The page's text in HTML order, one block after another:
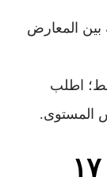
بين المعارض
اطلب
المستوى.